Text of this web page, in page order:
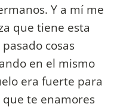
Y a mí me
que tiene esta
cosas
en el mismo
era fuerte para
que te enamores